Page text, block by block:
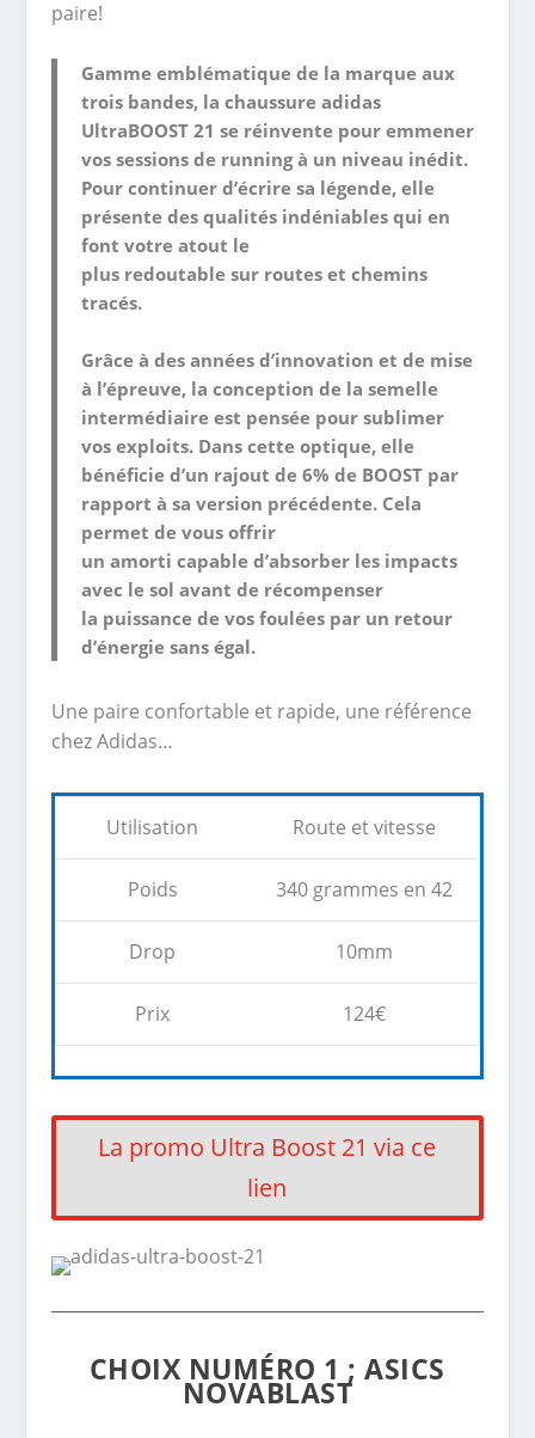
paire!
Gamme emblématique de la marque aux
trois bandes, la chaussure adidas
UltraBOOST 21 se réinvente pour emmener
vos sessions de running à un niveau inédit.
Pour continuer d’écrire sa légende, elle
présente des qualités indéniables qui en
font votre atout le
plus redoutable sur routes et chemins
tracés.
Grâce à des années d’innovation et de mise
à l’épreuve, la conception de la semelle
intermédiaire est pensée pour sublimer
vos exploits. Dans cette optique, elle
bénéficie d’un rajout de 6% de BOOST par
rapport à sa version précédente. Cela
permet de vous offrir
un amorti capable d’absorber les impacts
avec le sol avant de récompenser
la puissance de vos foulées par un retour
d’énergie sans égal.
Une paire confortable et rapide, une référence
chez Adidas…
Utilisation Route et vitesse
Poids 340 grammes en 42
Drop 10mm
Prix 124€
La promo Ultra Boost 21 via ce
lien
CHOIX NUMÉRO 1 ; ASICS
NOVABLAST